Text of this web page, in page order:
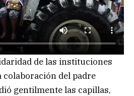
de las instituciones
colaboración del padre
gentilmente las capillas,